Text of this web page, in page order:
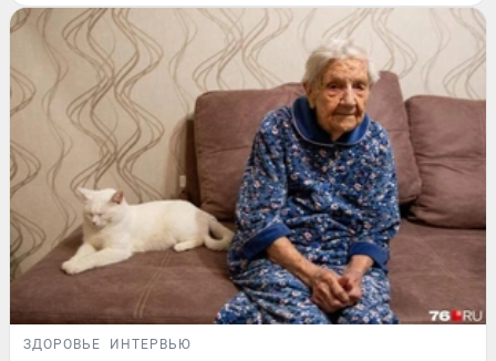
ЗДОРОВЬЕ ИНТЕРВЬЮ